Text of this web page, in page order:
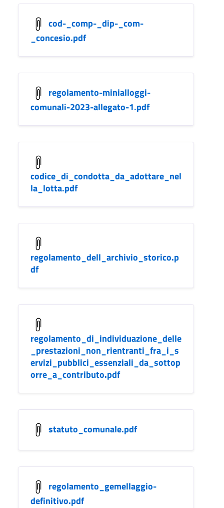
cod-_comp-_dip-_com-
_concesio.pdf
regolamento-minialloggi-
comunali-2023-allegato-1.pdf
codice_di_condotta_da_adottare_nel
la_lotta.pdf
regolamento_dell_archivio_storico.p
df
regolamento_di_individuazione_delle
_prestazioni_non_rientranti_fra_i_s
ervizi_pubblici_essenziali_da_sottop
orre_a_contributo.pdf
statuto_comunale.pdf
regolamento_gemellaggio-
definitivo.pdf